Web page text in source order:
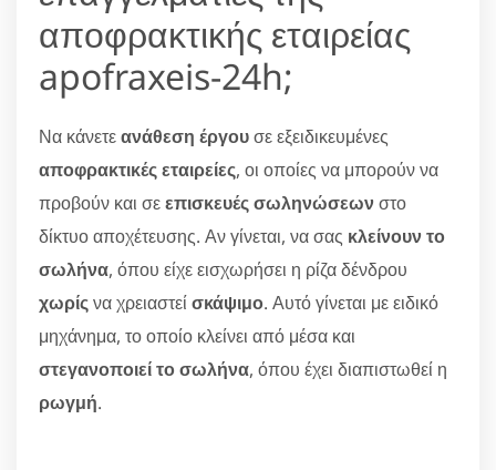
αποφρακτικής εταιρείας
apofraxeis-24h;
Να κάνετεανάθεση έργουσε εξειδικευμένες
αποφρακτικές εταιρείες, οι οποίες να μπορούν να
προβούν και σεεπισκευές σωληνώσεωνστο
δίκτυο αποχέτευσης. Αν γίνεται, να σας κλείνουν το
σωλήνα, όπου είχε εισχωρήσει η ρίζα δένδρου
χωρίςνα χρειαστείσκάψιμο. Αυτό γίνεται με ειδικό
μηχάνημα, το οποίο κλείνει από μέσα και
στεγανοποιεί το σωλήνα, όπου έχει διαπιστωθεί η
ρωγμή.